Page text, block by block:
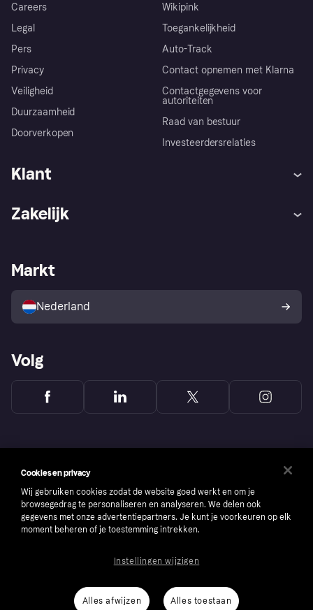
Careers
Legal
Pers
Privacy
Veiligheid
Duurzaamheid
Doorverkopen
Wikipink
Toegankelijkheid
Auto-Track
Contact opnemen met Klarna
Contactgegevens voor
autoriteiten
Raad van bestuur
Investeerdersrelaties
Klant
Winkeloverzicht
Kopersbescherming voor
consumenten
Zakelijk
Zakelijke login
Markt
Nederland
Volg
number: 556737-0431
Cookies en privacy
Wij gebruiken cookies zodat de website goed werkt en om je
browsegedrag te personaliseren en analyseren. We delen ook
gegevens met onze advertentiepartners. Je kunt je voorkeuren op elk
moment beheren of je toestemming intrekken.
Alles afwijzen Alles toestaan
Instellingen wijzigen